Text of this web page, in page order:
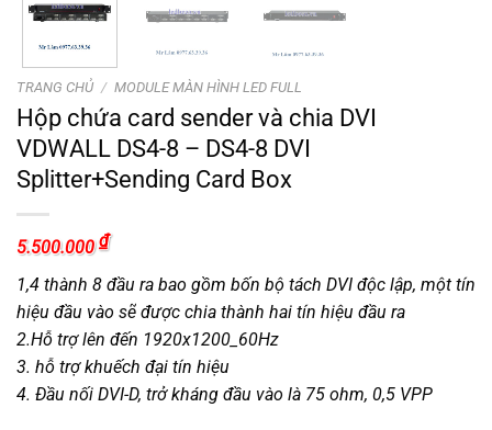
TRANG CHỦ / MODULE MÀN HÌNH LED FULL
Hộp chứa card sender và chia DVI
VDWALL DS4-8 – DS4-8 DVI
Splitter+Sending Card Box
5.500.000₫
1,4 thành 8 đầu ra bao gồm bốn bộ tách DVI độc lập, một tín
hiệu đầu vào sẽ được chia thành hai tín hiệu đầu ra
2.Hỗ trợ lên đến 1920x1200_60Hz
3. hỗ trợ khuếch đại tín hiệu
4. Đầu nối DVI-D, trở kháng đầu vào là 75 ohm, 0,5 VPP